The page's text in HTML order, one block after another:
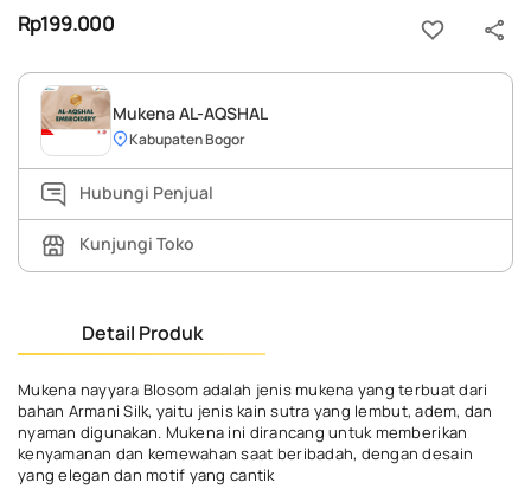
Rp199.000
Mukena AL-AQSHAL
Kabupaten Bogor
Hubungi Penjual
Kunjungi Toko
Detail Produk
Mukena nayyara Blosom adalah jenis mukena yang terbuat dari
bahan Armani Silk, yaitu jenis kain sutra yang lembut, adem, dan
nyaman digunakan. Mukena ini dirancang untuk memberikan
kenyamanan dan kemewahan saat beribadah, dengan desain
yang elegan dan motif yang cantik